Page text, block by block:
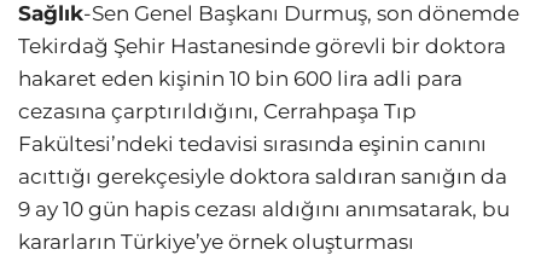
Sağlık-Sen Genel Başkanı Durmuş, son dönemde
Tekirdağ Şehir Hastanesinde görevli bir doktora
hakaret eden kişinin 10 bin 600 lira adli para
cezasına çarptırıldığını, Cerrahpaşa Tıp
Fakültesi’ndeki tedavisi sırasında eşinin canını
acıttığı gerekçesiyle doktora saldıran sanığın da
9 ay 10 gün hapis cezası aldığını anımsatarak, bu
kararların Türkiye’ye örnek oluşturması